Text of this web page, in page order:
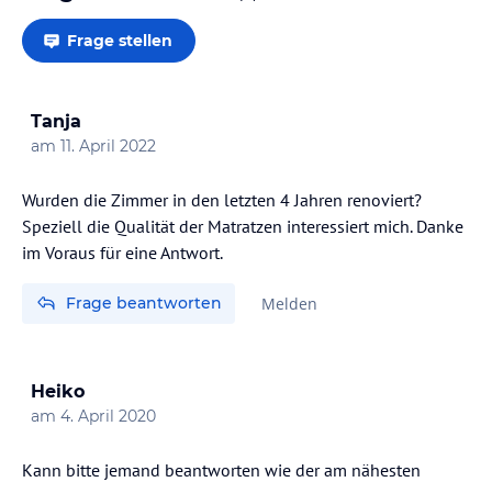
Frage stellen
Tanja
am 11. April 2022
Wurden die Zimmer in den letzten 4 Jahren renoviert?
Speziell die Qualität der Matratzen interessiert mich. Danke
im Voraus für eine Antwort.
Frage beantworten Melden
Heiko
am 4. April 2020
Kann bitte jemand beantworten wie der am nähesten